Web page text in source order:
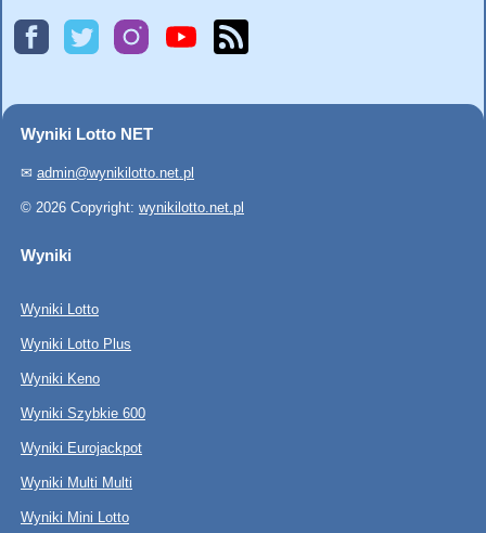
Wyniki Lotto NET
✉ admin@wynikilotto.net.pl
© 2026 Copyright: wynikilotto.net.pl
Wyniki
Wyniki Lotto
Wyniki Lotto Plus
Wyniki Keno
Wyniki Szybkie 600
Wyniki Eurojackpot
Wyniki Multi Multi
Wyniki Mini Lotto